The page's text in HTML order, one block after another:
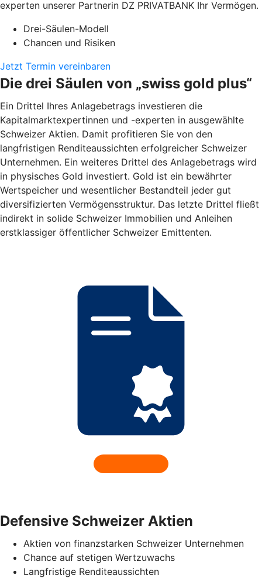
experten unserer Partnerin DZ PRIVATBANK Ihr Vermögen.
Drei-Säulen-Modell
Chancen und Risiken
Jetzt Termin vereinbaren
Die drei Säulen von „swiss gold plus“
Ein Drittel Ihres Anlagebetrags investieren die
Kapitalmarktexpertinnen und -experten in ausgewählte
Schweizer Aktien. Damit profitieren Sie von den
langfristigen Renditeaussichten erfolgreicher Schweizer
Unternehmen. Ein weiteres Drittel des Anlagebetrags wird
in physisches Gold investiert. Gold ist ein bewährter
Wertspeicher und wesentlicher Bestandteil jeder gut
diversifizierten Vermögensstruktur. Das letzte Drittel fließt
indirekt in solide Schweizer Immobilien und Anleihen
erstklassiger öffentlicher Schweizer Emittenten.
Defensive Schweizer Aktien
Aktien von finanzstarken Schweizer Unternehmen
Chance auf stetigen Wertzuwachs
Langfristige Renditeaussichten